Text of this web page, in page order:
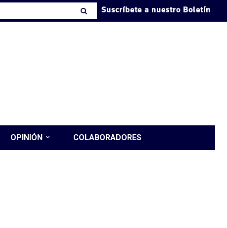
Suscríbete a nuestro Boletín
OPINIÓN COLABORADORES